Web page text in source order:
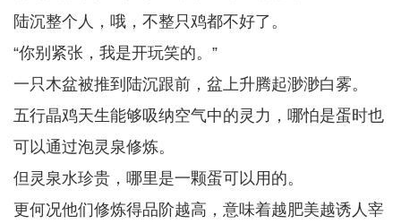
陆沉整个人，哦，不整只鸡都不好了。
“你别紧张，我是开玩笑的。”
一只木盆被推到陆沉跟前，盆上升腾起渺渺白雾。
五行晶鸡天生能够吸纳空气中的灵力，哪怕是蛋时也
可以通过泡灵泉修炼。
但灵泉水珍贵，哪里是一颗蛋可以用的。
更何况他们修炼得品阶越高，意味着越肥美越诱人宰